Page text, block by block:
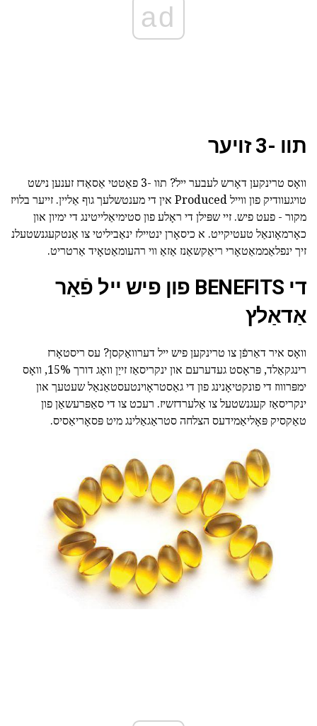
ad
תוו -3 זויער
וואָס טרינקען דאָרש לעבער ייל? תוו -3 פאַטטי אַסאַדז זענען נישט
טויגעוודיק פון ווייל Produced אין די מענטשלעך גוף אַליין. זייער בלויז
מקור - פעט פיש. זיי שפּילן די ראָלע פון סטימיאַלייטינג די ימיון און
כאָרמאָונאַל טעטיקייט. א כיסאָרן ינטיילז ינאַביליטי צו אַנטקעגנשטעלנ
זיך ינפלאַממאַטאָרי ריאַקשאַנז אַזאַ ווי רהעומאַטאָיד אַרטריט.
די BENEFITS פון פיש ייל פֿאַר
אַדאַלץ
וואָס איר דאַרפֿן צו טרינקען פיש ייל דערוואַקסן? עס ריסטאָרז
רינגקאַלד, פּראָסט געדערעם און ינקריסאַז זייַן וואָג דורך 15%, וואָס
ימפּרוווז די פונקטיאָנינג פון די גאַסטראָוינטעסטאַנאַל שעטעך און
ינקריסאַז קעגנשטעל צו אַלערדזשיז. רעכט צו די סאַפּרעשאַן פון
טאַקסיק פּאָליאַמידעס הצלחה סטראַגאַלינג מיט פּסאָריאַסיס.